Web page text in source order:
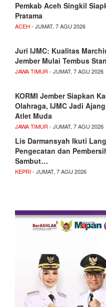
Pemkab Aceh Singkil
Pratama
ACEH - JUMAT, 7 AGU 2026
Juri IJMC: Kualitas
Jember Mulai Tembus
JAWA TIMUR- JUMAT, 7 AGU 2026
KORMI Jember Siapkan
Olahraga, IJMC Jadi
Atlet Muda
JAWA TIMUR- JUMAT, 7 AGU 2026
Lis Darmansyah Ikuti
Pengecatan dan
Sambut…
KEPRI- JUMAT, 7 AGU 2026